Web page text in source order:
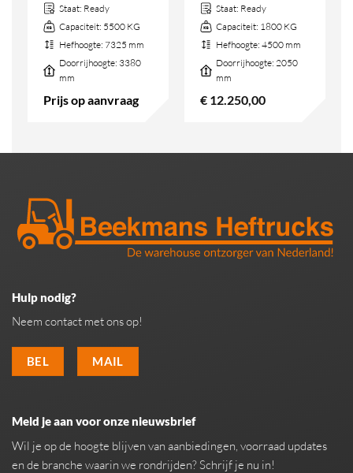
Staat: Ready
Capaciteit: 5500 KG
Hefhoogte: 7325 mm
Doorrijhoogte: 3380
mm
Prijs op aanvraag
Staat: Ready
Capaciteit: 1800 KG
Hefhoogte: 4500 mm
Doorrijhoogte: 2050
mm
€12.250,00
Hulp nodig?
Neem contact met ons op!
BEL MAIL
Meld je aan voor onze nieuwsbrief
Wil je op de hoogte blijven van aanbiedingen, voorraad updates
en de branche waarin we rondrijden? Schrijf je nu in!